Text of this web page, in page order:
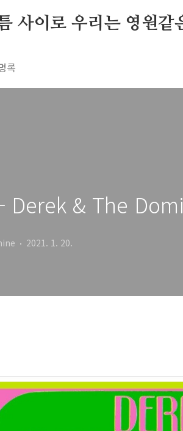
사이로 우리는 영원같
록
Derek & The
2021. 1. 20.